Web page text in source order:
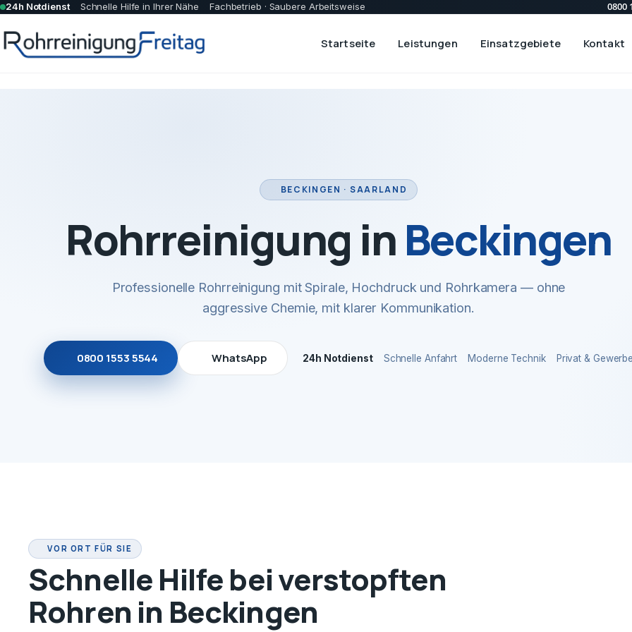
24h Notdienst Schnelle Hilfe in Ihrer Nähe Fachbetrieb · Saubere Arbeitsweise 0800
Startseite Leistungen Einsatzgebiete Kontakt
BECKINGEN · SAARLAND
Rohrreinigung inBeckingen
Professionelle Rohrreinigung mit Spirale, Hochdruck und Rohrkamera — ohne
aggressive Chemie, mit klarer Kommunikation.
0800 1553 5544 WhatsApp 24h Notdienst Schnelle Anfahrt Moderne Technik Privat &
VOR ORT FÜR SIE
Schnelle Hilfe bei verstopften
Rohren in Beckingen